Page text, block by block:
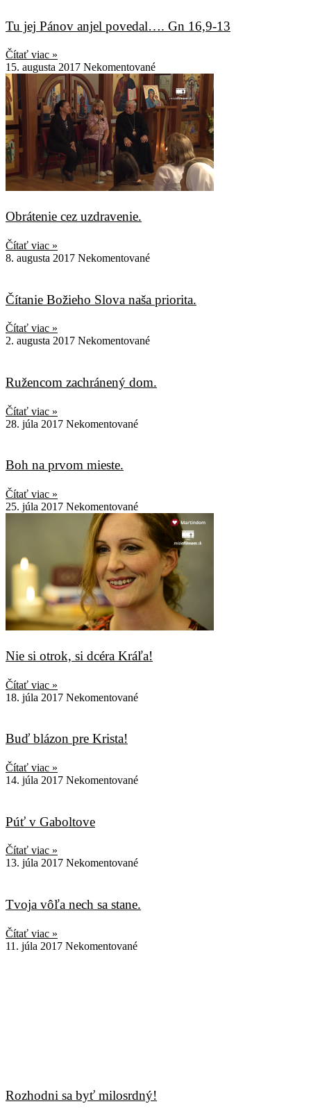
Tu jej Pánov anjel povedal…. Gn 16,9-13
Čítať viac »
15. augusta 2017 Nekomentované
Obrátenie cez uzdravenie.
Čítať viac »
8. augusta 2017 Nekomentované
Čítanie Božieho Slova naša priorita.
Čítať viac »
2. augusta 2017 Nekomentované
Ružencom zachránený dom.
Čítať viac »
28. júla 2017 Nekomentované
Boh na prvom mieste.
Čítať viac »
25. júla 2017 Nekomentované
Nie si otrok, si dcéra Kráľa!
Čítať viac »
18. júla 2017 Nekomentované
Buď blázon pre Krista!
Čítať viac »
14. júla 2017 Nekomentované
Púť v Gaboltove
Čítať viac »
13. júla 2017 Nekomentované
Tvoja vôľa nech sa stane.
Čítať viac »
11. júla 2017 Nekomentované
Rozhodni sa byť milosrdný!